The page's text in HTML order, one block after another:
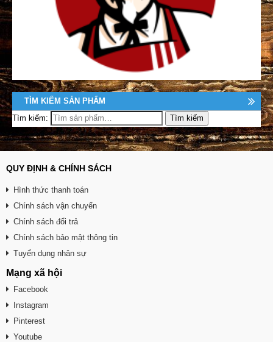
TÌM KIẾM SẢN PHẨM
Tìm kiếm:
QUY ĐỊNH & CHÍNH SÁCH
Hình thức thanh toán
Chính sách vận chuyển
Chính sách đổi trả
Chính sách bảo mật thông tin
Tuyển dụng nhân sự
Mạng xã hội
Facebook
Instagram
Pinterest
Youtube